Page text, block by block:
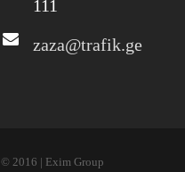
111
zaza@trafik.ge
© 2016 | Exim Group